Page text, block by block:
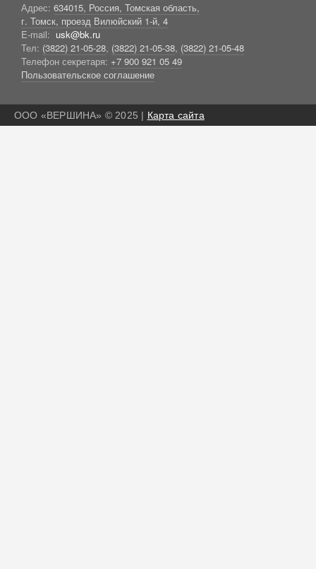
Адрес: 634015, Россия, Томская область,
г. Томск, проезд Вилюйский 1-й, 4
E-mail: usk@bk.ru
Тел: (3822) 21-05-28, (3822) 21-05-38, (3822) 21-05-48
Телефон секретаря: +7 900 921 05 49
Пользовательское соглашение
ООО «ВЕРШИНА» © 2025 | Карта сайта